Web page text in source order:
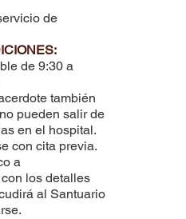
de
de 9:30 a
también
pueden salir de
en el hospital.
con cita previa.
a
con los detalles
al Santuario